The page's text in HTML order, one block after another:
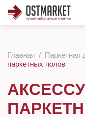
Главная Паркетная
паркетных полов